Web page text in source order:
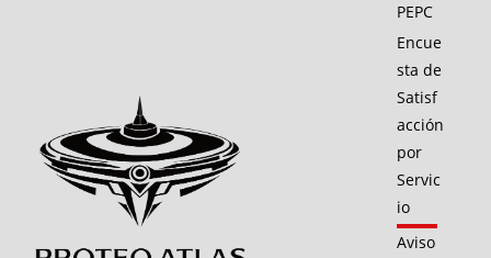
PEPC
Encue
sta de
Satisf
acción
por
Servic
io
Aviso